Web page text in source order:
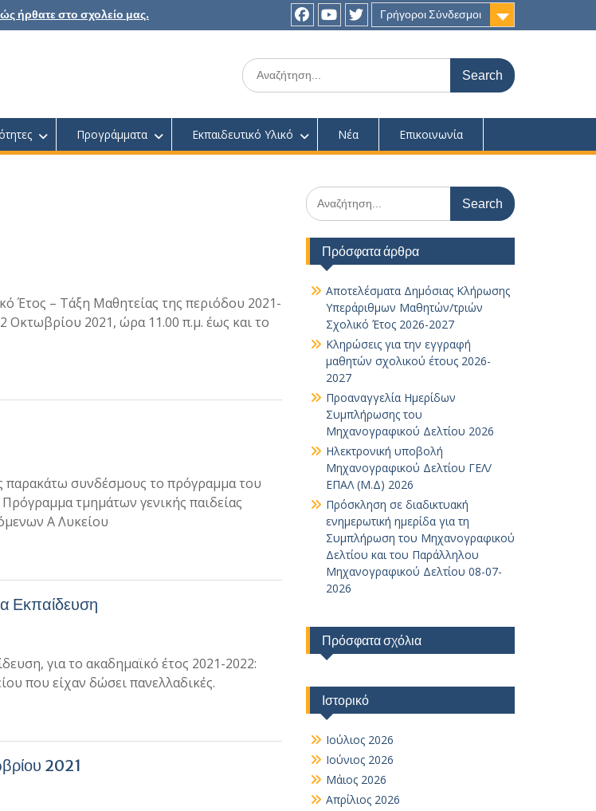
ήρθατε στο σχολείο μας.
Γρήγοροι Σύνδεσμοι
Facebookyoutubetwitter
Search
for:
Προγράμματα Εκπαιδευτικό Υλικό Νέα Επικοινωνία
Έτος – Τάξη Μαθητείας της περιόδου 2021-
2021, ώρα 11.00 π.μ. έως και το
συνδέσμους το πρόγραμμα του
τμημάτων γενικής παιδείας
Α Λυκείου
Εκπαίδευση
για το ακαδημαϊκό έτος 2021-2022:
που είχαν δώσει πανελλαδικές.
2021
Search
for:
Πρόσφατα άρθρα
Αποτελέσματα Δημόσιας Κλήρωσης
Υπεράριθμων Μαθητών/τριών
Σχολικό Έτος 2026-2027
Κληρώσεις για την εγγραφή
μαθητών σχολικού έτους 2026-
2027
Προαναγγελία Ημερίδων
Συμπλήρωσης του
Μηχανογραφικού Δελτίου 2026
Ηλεκτρονική υποβολή
Μηχανογραφικού Δελτίου ΓΕΛ/
ΕΠΑΛ (Μ.Δ) 2026
Πρόσκληση σε διαδικτυακή
ενημερωτική ημερίδα για τη
Συμπλήρωση του Μηχανογραφικού
Δελτίου και του Παράλληλου
Μηχανογραφικού Δελτίου 08-07-
2026
Πρόσφατα σχόλια
Ιστορικό
Ιούλιος 2026
Ιούνιος 2026
Μάιος 2026
Απρίλιος 2026